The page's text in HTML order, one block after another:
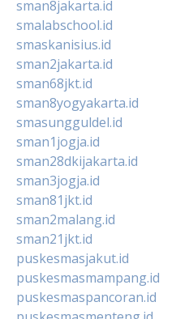
sman8jakarta.id
smalabschool.id
smaskanisius.id
sman2jakarta.id
sman68jkt.id
sman8yogyakarta.id
smasungguldel.id
sman1jogja.id
sman28dkijakarta.id
sman3jogja.id
sman81jkt.id
sman2malang.id
sman21jkt.id
puskesmasjakut.id
puskesmasmampang.id
puskesmaspancoran.id